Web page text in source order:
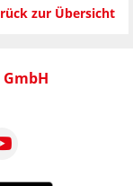
zur Übersicht